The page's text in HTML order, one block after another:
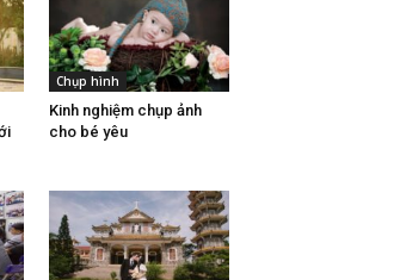
Chụp hình
Kinh nghiệm chụp ảnh
cho bé yêu